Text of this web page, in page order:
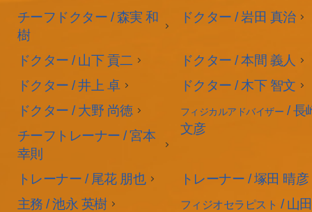
チーフドクター / 森実 和
樹
ドクター / 岩田 真治
ドクター / 山下 貢二
ドクター / 本間 義人
ドクター / 井上 卓
ドクター / 木下 智文
ドクター / 大野 尚徳
フィジカルアドバイザー / 長
文彦
チーフトレーナー / 宮本
幸則
トレーナー / 塚田 晴彦
トレーナー / 尾花 朋也
フィジオセラピスト / 山田
主務 / 池永 英樹